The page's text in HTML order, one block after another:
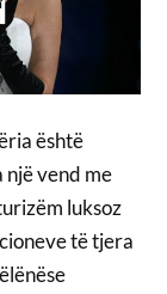
është
vend me
luksoz
të tjera